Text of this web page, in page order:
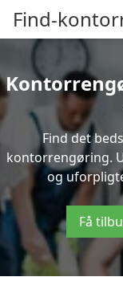
Find-
Find det
kontorrengøring.
og
Få